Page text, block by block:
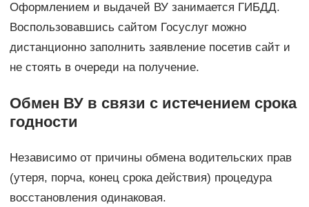
Оформлением и выдачей ВУ занимается ГИБДД.
Воспользовавшись сайтом Госуслуг можно
дистанционно заполнить заявление посетив сайт и
не стоять в очереди на получение.
Обмен ВУ в связи с истечением срока
годности
Независимо от причины обмена водительских прав
(утеря, порча, конец срока действия) процедура
восстановления одинаковая.